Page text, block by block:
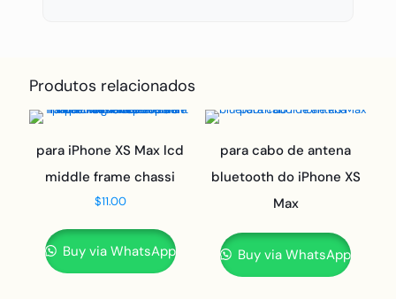
Produtos relacionados
para iPhone XS Max lcd
middle frame chassi
$11.00
Buy via WhatsApp
para cabo de antena
bluetooth do iPhone XS
Max
Buy via WhatsApp